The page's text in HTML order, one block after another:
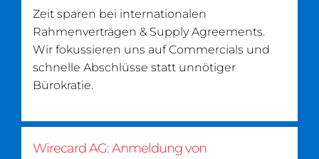
Zeit sparen bei internationalen
Rahmenverträgen & Supply Agreements.
Wir fokussieren uns auf Commercials und
schnelle Abschlüsse statt unnötiger
Bürokratie.
Wirecard AG: Anmeldung von